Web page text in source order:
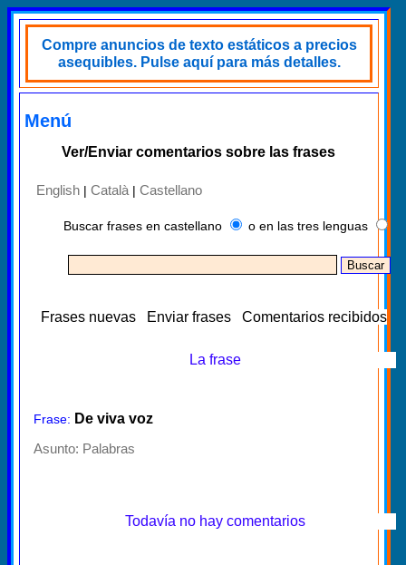
Compre anuncios de texto estáticos a precios
asequibles. Pulse aquí para más detalles.
Menú
Ver/Enviar comentarios sobre las frases
English | Català | Castellano
Buscar frases en castellano o en las tres lenguas
Frases nuevas Enviar frases Comentarios recibidos
La frase
Frase: De viva voz
Asunto: Palabras
Todavía no hay comentarios